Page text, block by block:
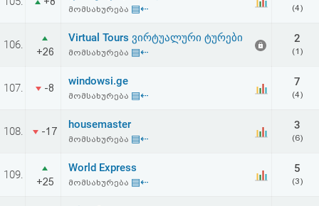
აღდგენა
HTML
შეთანხმება
მომსახურება ▤⇠ (4)
106.
+26
Virtual Tours ვირტუალური ტურები
მომსახურება ▤⇠
2
(1)
107. -8
windowsi.ge
მომსახურება ▤⇠
7
(4)
108. -17
housemaster
მომსახურება ▤⇠
3
(6)
109.
+25
World Express
მომსახურება ▤⇠
5
(3)